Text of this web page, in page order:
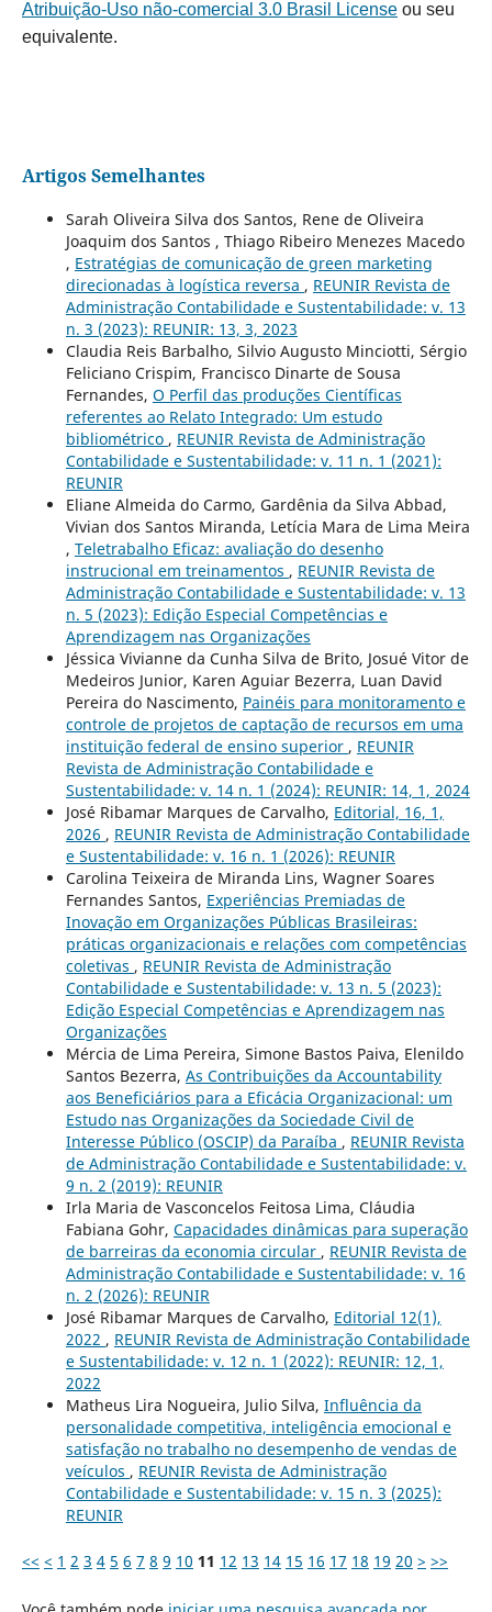
Atribuição-Uso não-comercial 3.0 Brasil Licenseou seu
equivalente.
Artigos Semelhantes
Sarah Oliveira Silva dos Santos, Rene de Oliveira
Joaquim dos Santos , Thiago Ribeiro Menezes Macedo
, Estratégias de comunicação de green marketing
direcionadas à logística reversa , REUNIR Revista de
Administração Contabilidade e Sustentabilidade: v. 13
n. 3 (2023): REUNIR: 13, 3, 2023
Claudia Reis Barbalho, Silvio Augusto Minciotti, Sérgio
Feliciano Crispim, Francisco Dinarte de Sousa
Fernandes, O Perfil das produções Científicas
referentes ao Relato Integrado: Um estudo
bibliométrico , REUNIR Revista de Administração
Contabilidade e Sustentabilidade: v. 11 n. 1 (2021):
REUNIR
Eliane Almeida do Carmo, Gardênia da Silva Abbad,
Vivian dos Santos Miranda, Letícia Mara de Lima Meira
, Teletrabalho Eficaz: avaliação do desenho
instrucional em treinamentos , REUNIR Revista de
Administração Contabilidade e Sustentabilidade: v. 13
n. 5 (2023): Edição Especial Competências e
Aprendizagem nas Organizações
Jéssica Vivianne da Cunha Silva de Brito, Josué Vitor de
Medeiros Junior, Karen Aguiar Bezerra, Luan David
Pereira do Nascimento, Painéis para monitoramento e
controle de projetos de captação de recursos em uma
instituição federal de ensino superior , REUNIR
Revista de Administração Contabilidade e
Sustentabilidade: v. 14 n. 1 (2024): REUNIR: 14, 1, 2024
José Ribamar Marques de Carvalho, Editorial, 16, 1,
2026 , REUNIR Revista de Administração Contabilidade
e Sustentabilidade: v. 16 n. 1 (2026): REUNIR
Carolina Teixeira de Miranda Lins, Wagner Soares
Fernandes Santos, Experiências Premiadas de
Inovação em Organizações Públicas Brasileiras:
práticas organizacionais e relações com competências
coletivas , REUNIR Revista de Administração
Contabilidade e Sustentabilidade: v. 13 n. 5 (2023):
Edição Especial Competências e Aprendizagem nas
Organizações
Mércia de Lima Pereira, Simone Bastos Paiva, Elenildo
Santos Bezerra, As Contribuições da Accountability
aos Beneficiários para a Eficácia Organizacional: um
Estudo nas Organizações da Sociedade Civil de
Interesse Público (OSCIP) da Paraíba , REUNIR Revista
de Administração Contabilidade e Sustentabilidade: v.
9 n. 2 (2019): REUNIR
Irla Maria de Vasconcelos Feitosa Lima, Cláudia
Fabiana Gohr, Capacidades dinâmicas para superação
de barreiras da economia circular , REUNIR Revista de
Administração Contabilidade e Sustentabilidade: v. 16
n. 2 (2026): REUNIR
José Ribamar Marques de Carvalho, Editorial 12(1),
2022 , REUNIR Revista de Administração Contabilidade
e Sustentabilidade: v. 12 n. 1 (2022): REUNIR: 12, 1,
2022
Matheus Lira Nogueira, Julio Silva, Influência da
personalidade competitiva, inteligência emocional e
satisfação no trabalho no desempenho de vendas de
veículos , REUNIR Revista de Administração
Contabilidade e Sustentabilidade: v. 15 n. 3 (2025):
REUNIR
<< < 1 2 3 4 5 6 7 8 9 10 11 12 13 14 15 16 17 18 19 20 > >>